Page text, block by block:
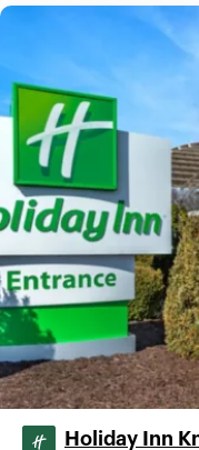
Holiday Inn